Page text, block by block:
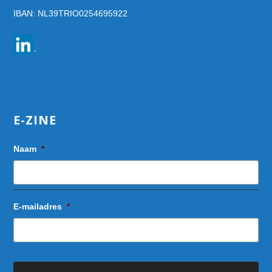
IBAN: NL39TRIO0254695922
E-ZINE
Naam *
E-mailadres *